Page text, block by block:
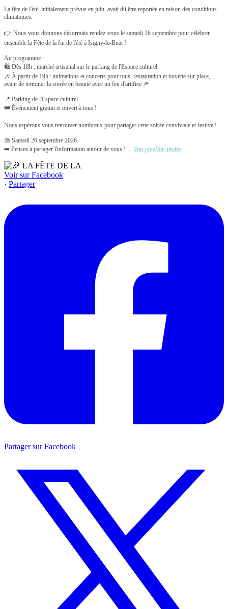
La fête de l'été, initialement prévue en juin, avait dû être reportée en raison des conditions
climatiques.
👉 Nous vous donnons désormais rendez-vous le samedi 26 septembre pour célébrer
ensemble la Fête de la fin de l'été à Isigny-le-Buat !
Au programme :
🛍️ Dès 18h : marché artisanal sur le parking de l'Espace culturel.
🎶 À partir de 19h : animations et concerts pour tous, restauration et buvette sur place,
avant de terminer la soirée en beauté avec un feu d'artifice 🎆
📍 Parking de l'Espace culturel
🎟️ Événement gratuit et ouvert à tous !
Nous espérons vous retrouver nombreux pour partager cette soirée conviviale et festive !
📅 Samedi 26 septembre 2026
➡️ Pensez à partager l'information autour de vous ! ... Voir plusVoir moins
Voir sur Facebook
· Partager
Partager sur Facebook